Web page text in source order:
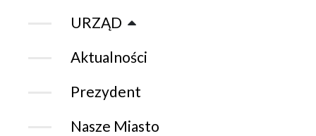
URZĄD
Aktualności
Prezydent
Nasze Miasto